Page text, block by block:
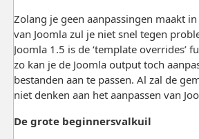
Zolang je geen aanpassingen maakt
van Joomla zul je niet snel tegen
Joomla 1.5 is de ‘template overrides’
zo kan je de Joomla output toch
bestanden aan te passen. Al zal de
niet denken aan het aanpassen van
De grote beginnersvalkuil